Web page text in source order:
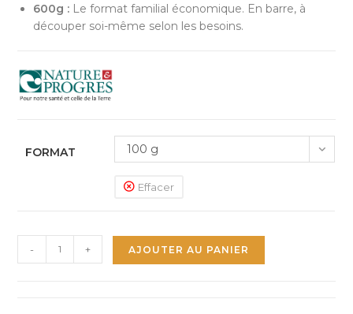
600g : Le format familial économique. En barre, à
découper soi-même selon les besoins.
FORMAT 100 g
Effacer
de
- + AJOUTER AU PANIER